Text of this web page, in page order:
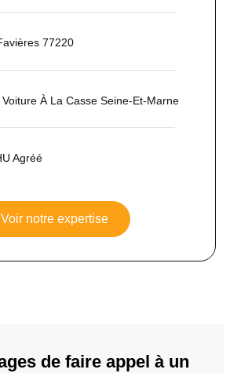
77220
À La Casse Seine-Et-Marne
Agréé
Voir notre expertise
de faire appel à un